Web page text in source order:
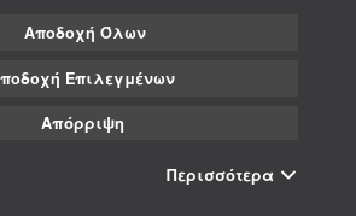
Αποδοχή Όλων
Επιλεγμένων
Απόρριψη
Περισσότερα